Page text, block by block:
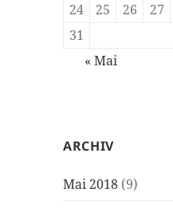
24
25 26 27
31
« Mai
ARCHIV
Mai 2018 (9)